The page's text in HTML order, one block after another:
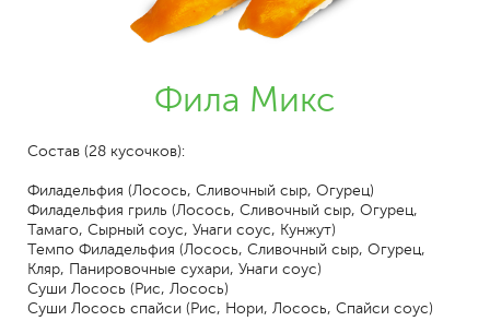
Фила Микс
Состав (28 кусочков):
Филадельфия (Лосось, Сливочный сыр, Огурец)
Филадельфия гриль (Лосось, Сливочный сыр, Огурец,
Тамаго, Сырный соус, Унаги соус, Кунжут)
Темпо Филадельфия (Лосось, Сливочный сыр, Огурец,
Кляр, Панировочные сухари, Унаги соус)
Суши Лосось (Рис, Лосось)
Суши Лосось спайси (Рис, Нори, Лосось, Спайси соус)